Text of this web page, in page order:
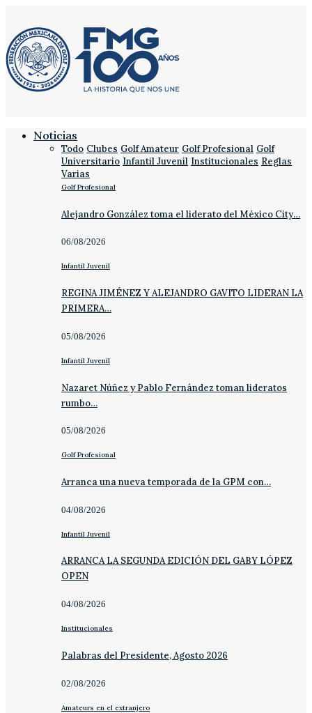
Noticias
Todo Clubes Golf Amateur Golf Profesional Golf
Universitario Infantil Juvenil Institucionales Reglas
Varias
Golf Profesional
Alejandro González toma el liderato del México City…
06/08/2026
Infantil Juvenil
REGINA JIMÉNEZ Y ALEJANDRO GAVITO LIDERAN LA
PRIMERA…
05/08/2026
Infantil Juvenil
Nazaret Núñez y Pablo Fernández toman lideratos
rumbo…
05/08/2026
Golf Profesional
Arranca una nueva temporada de la GPM con…
04/08/2026
Infantil Juvenil
ARRANCA LA SEGUNDA EDICIÓN DEL GABY LÓPEZ
OPEN
04/08/2026
Institucionales
Palabras del Presidente, Agosto 2026
02/08/2026
Amateurs en el extranjero